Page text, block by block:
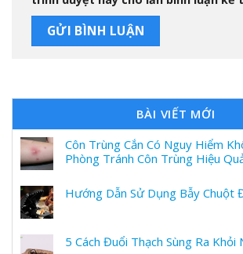
BÀI VIẾT MỚI
Côn Trùng Cắn Có Nguy Hiểm
Phòng Tránh Côn Trùng Hiệu
Hướng Dẫn Sử Dụng Bẫy Chuột
5 Cách Đuổi Thạch Sùng Ra Khỏi